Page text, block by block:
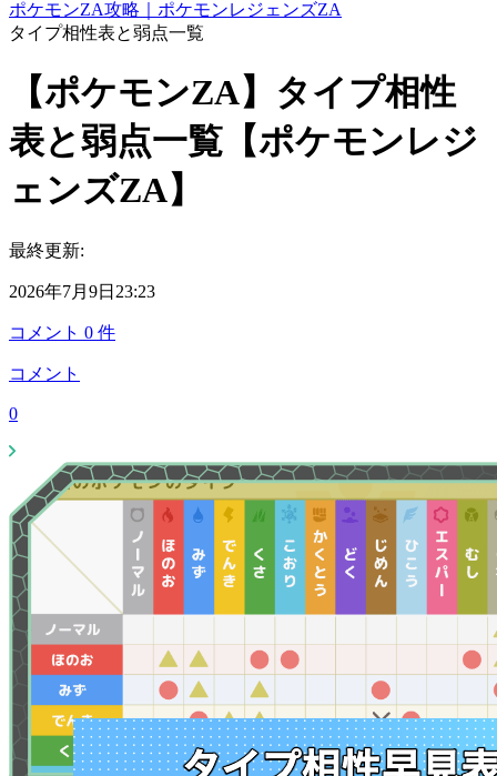
ポケモンZA攻略｜ポケモンレジェンズZA
タイプ相性表と弱点一覧
【ポケモンZA】タイプ相性
表と弱点一覧【ポケモンレジ
ェンズZA】
最終更新:
2026年7月9日23:23
コメント 0 件
コメント
0